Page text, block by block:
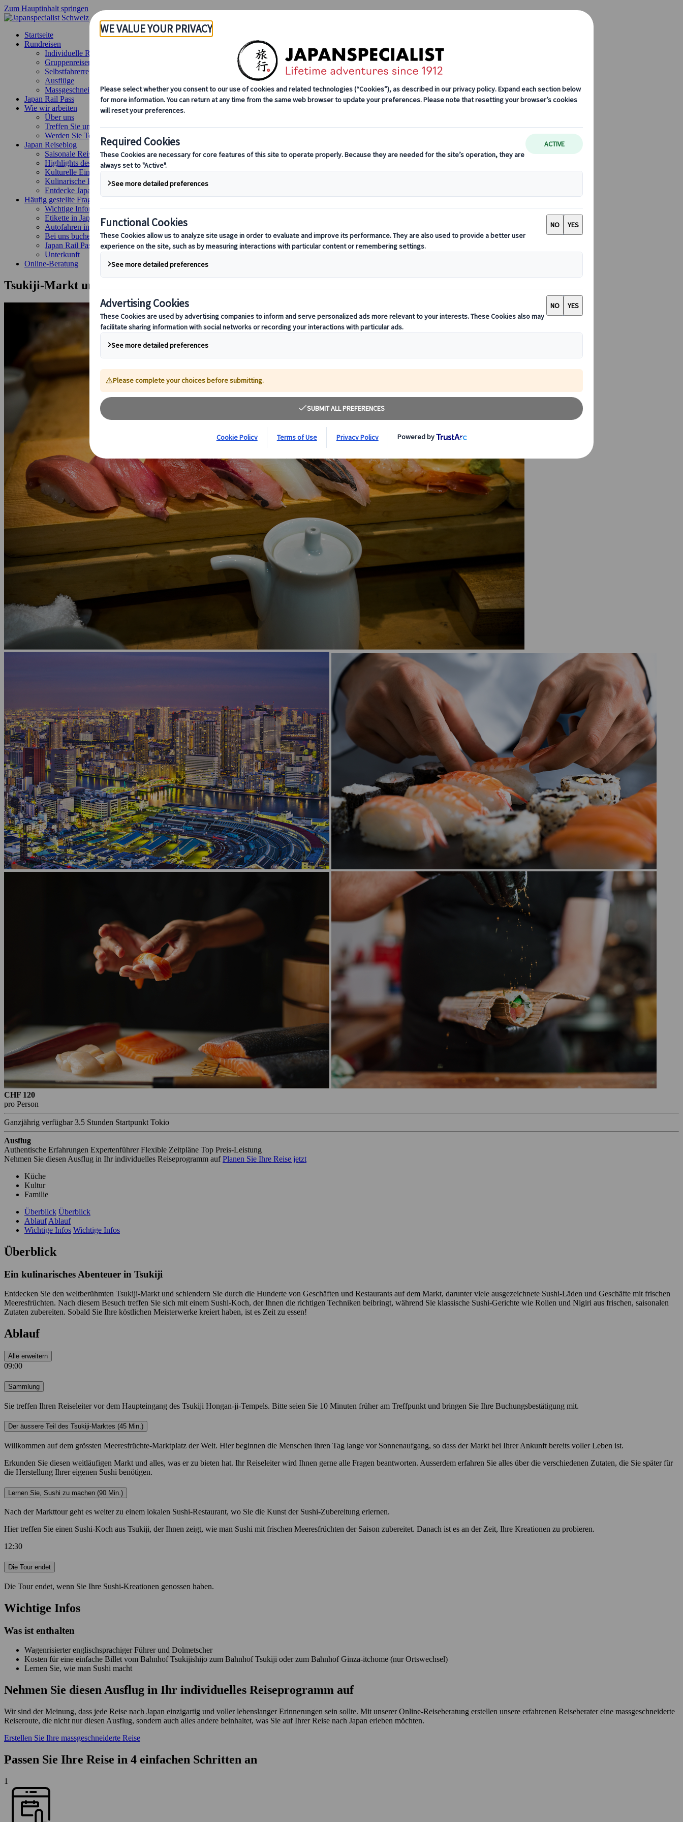
Zum Hauptinhalt springen
Startseite
Rundreisen
Individuelle Reisen
Gruppenreisen
Selbstfahrerreisen
Ausflüge
Massgeschneiderte Gruppenreisen
Japan Rail Pass
Wie wir arbeiten
Über uns
Treffen Sie unser Team
Werden Sie Teil unseres Teams
Japan Reiseblog
Saisonale Reisetipps
Highlights des Reiseziels
Kulturelle Einblicke
Kulinarische Erlebnisse
Entdecke Japan mit dem Zug
Häufig gestellte Fragen
Wichtige Informationen
Etikette in Japan
Autofahren in Japan
Bei uns buchen
Japan Rail Pass
Unterkunft
Online-Beratung
Tsukiji-Markt und Sushi-Werkstatt
CHF 120
pro Person
Ganzjährig verfügbar3.5 Stunden Startpunkt Tokio
Ausflug
Authentische Erfahrungen Expertenführer Flexible Zeitpläne Top Preis-Leistung
Nehmen Sie diesen Ausflug in Ihr individuelles Reiseprogramm aufPlanen Sie Ihre Reise jetzt
Küche
Kultur
Familie
Überblick Überblick
Ablauf Ablauf
Wichtige Infos Wichtige Infos
Überblick
Ein kulinarisches Abenteuer in Tsukiji
Entdecken Sie den weltberühmten Tsukiji-Markt und schlendern Sie durch die Hunderte von Geschäften und Restaurants auf dem Markt, darunter viele ausgezeichnete Sushi-Läden und Geschäfte mit frischen
Meeresfrüchten. Nach diesem Besuch treffen Sie sich mit einem Sushi-Koch, der Ihnen die richtigen Techniken beibringt, während Sie klassische Sushi-Gerichte wie Rollen und Nigiri aus frischen, saisonalen
Zutaten zubereiten. Sobald Sie Ihre köstlichen Meisterwerke kreiert haben, ist es Zeit zu essen!
Ablauf
Alle erweitern
09:00
Sammlung
Sie treffen Ihren Reiseleiter vor dem Haupteingang des Tsukiji Hongan-ji-Tempels. Bitte seien Sie 10 Minuten früher am Treffpunkt und bringen Sie Ihre Buchungsbestätigung mit.
Der äussere Teil des Tsukiji-Marktes (45 Min.)
Willkommen auf dem grössten Meeresfrüchte-Marktplatz der Welt. Hier beginnen die Menschen ihren Tag lange vor Sonnenaufgang, so dass der Markt bei Ihrer Ankunft bereits voller Leben ist.
Erkunden Sie diesen weitläufigen Markt und alles, was er zu bieten hat. Ihr Reiseleiter wird Ihnen gerne alle Fragen beantworten. Ausserdem erfahren Sie alles über die verschiedenen Zutaten, die Sie später für
die Herstellung Ihrer eigenen Sushi benötigen.
Lernen Sie, Sushi zu machen (90 Min.)
Nach der Markttour geht es weiter zu einem lokalen Sushi-Restaurant, wo Sie die Kunst der Sushi-Zubereitung erlernen.
Hier treffen Sie einen Sushi-Koch aus Tsukiji, der Ihnen zeigt, wie man Sushi mit frischen Meeresfrüchten der Saison zubereitet. Danach ist es an der Zeit, Ihre Kreationen zu probieren.
12:30
Die Tour endet
Die Tour endet, wenn Sie Ihre Sushi-Kreationen genossen haben.
Wichtige Infos
Was ist enthalten
Wagenrisierter englischsprachiger Führer und Dolmetscher
Kosten für eine einfache Billet vom Bahnhof Tsukijishijo zum Bahnhof Tsukiji oder zum Bahnhof Ginza-itchome (nur Ortswechsel)
Lernen Sie, wie man Sushi macht
Nehmen Sie diesen Ausflug in Ihr individuelles Reiseprogramm auf
Wir sind der Meinung, dass jede Reise nach Japan einzigartig und voller lebenslanger Erinnerungen sein sollte. Mit unserer Online-Reiseberatung erstellen unsere erfahrenen Reiseberater eine massgeschneiderte
Reiseroute, die nicht nur diesen Ausflug, sondern auch alles andere beinhaltet, was Sie auf Ihrer Reise nach Japan erleben möchten.
Erstellen Sie Ihre massgeschneiderte Reise
Passen Sie Ihre Reise in 4 einfachen Schritten an
1